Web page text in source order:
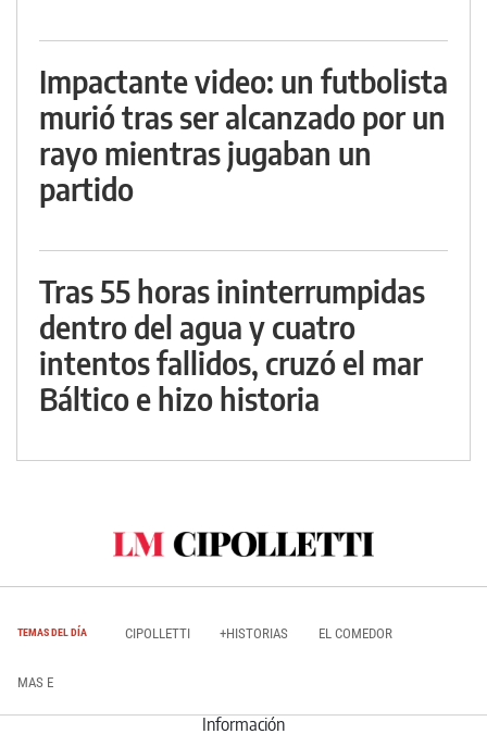
Impactante video: un futbolista
murió tras ser alcanzado por un
rayo mientras jugaban un
partido
Tras 55 horas ininterrumpidas
dentro del agua y cuatro
intentos fallidos, cruzó el mar
Báltico e hizo historia
TEMAS DEL DÍA CIPOLLETTI +HISTORIAS EL COMEDOR
MAS E
Información